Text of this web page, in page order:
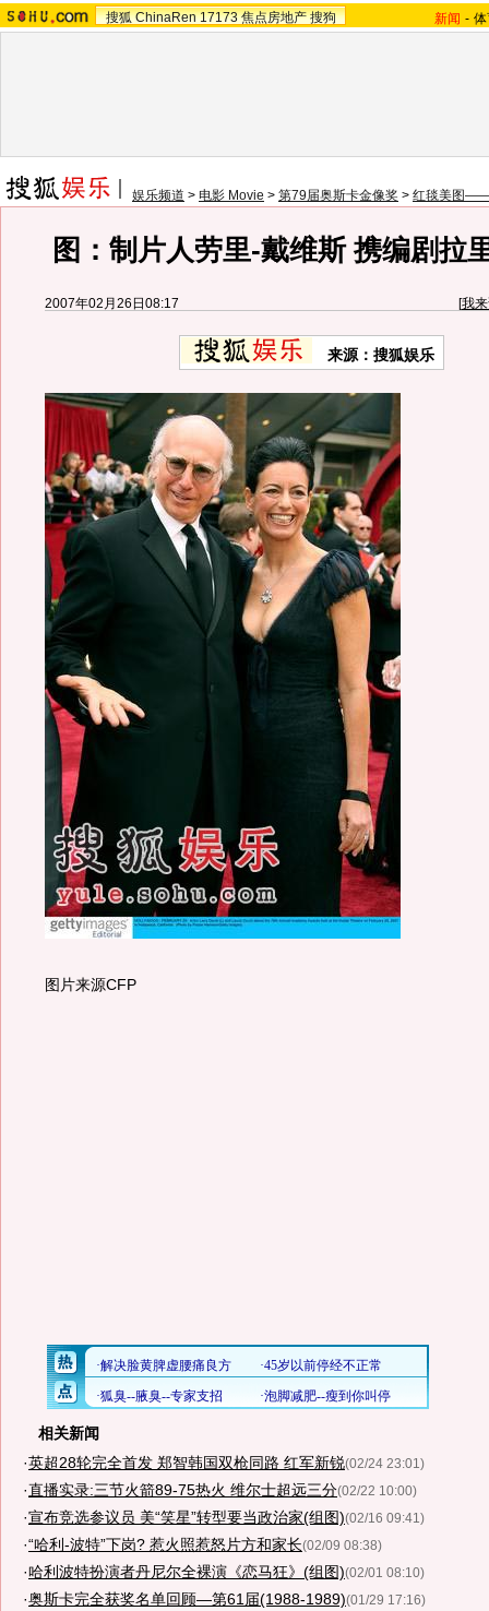
搜狐 ChinaRen 17173 焦点房地产 搜狗 新闻 -
娱乐频道 > 电影 Movie > 第79届奥斯卡金像奖 > 红毯美图——
图：制片人劳里-戴维斯 携编剧拉
2007年02月26日08:17 [我
来源：搜狐娱乐
图片来源CFP
相关新闻
·英超28轮完全首发 郑智韩国双枪同路 红军新锐(02/24 23:01)
·直播实录:三节火箭89-75热火 维尔士超远三分(02/22 10:00)
·宣布竞选参议员 美“笑星”转型要当政治家(组图)(02/16 09:41)
·“哈利-波特”下岗? 惹火照惹怒片方和家长(02/09 08:38)
·哈利波特扮演者丹尼尔全裸演《恋马狂》(组图)(02/01 08:10)
·奥斯卡完全获奖名单回顾—第61届(1988-1989)(01/29 17:16)